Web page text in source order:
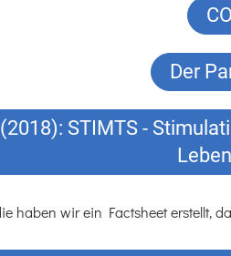
Der
STIMTS -
haben wir ein Factsheet erstellt,